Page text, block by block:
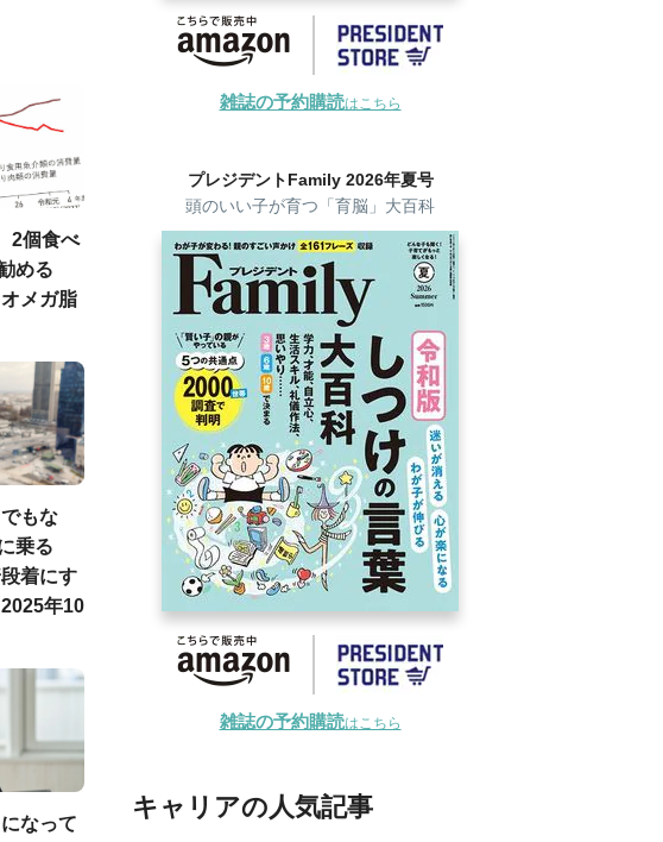
2個食べ
める
メガ脂
もな
乗る
着にす
年10
なって
雑誌の予約購読はこちら
プレジデントFamily 2026年夏号
頭のいい子が育つ「育脳」大百科
雑誌の予約購読はこちら
キャリアの人気記事